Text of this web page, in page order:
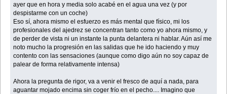
ayer que en hora y media solo acabé en el agua una vez (y por
despistarme con un coche)
Eso sí, ahora mismo el esfuerzo es más mental que físico, mi los
profesionales del ajedrez se concentran tanto como yo ahora mismo, y
de perder de vista ni un instante la punta delantera ni hablar. Aún así me
noto mucho la progresión en las salidas que he ido haciendo y muy
contento con las sensaciones (aunque como digo aún no soy capaz de
palear de forma relativamente intensa)
Ahora la pregunta de rigor, va a venir el fresco de aquí a nada, para
aguantar mojado encima sin coger frío en el pecho.... Imagino que